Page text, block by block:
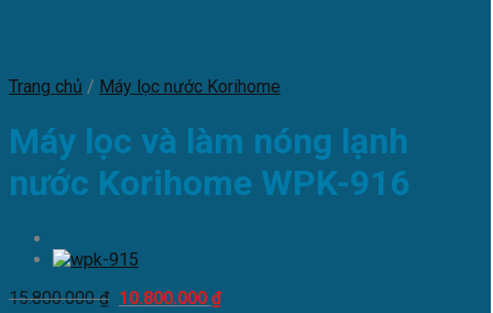
Trang chủ / Máy lọc nước Korihome
Máy lọc và làm nóng lạnh
nước Korihome WPK-916
15.800.000₫ Giá
10.800.000 ₫Giá